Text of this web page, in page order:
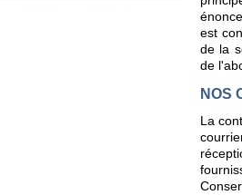
est
de la
de
NOS
La